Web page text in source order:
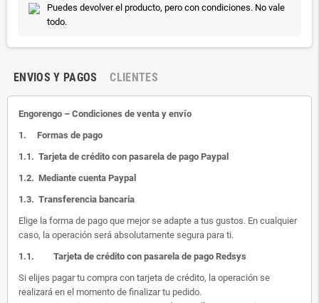
Puedes devolver el producto, pero con condiciones. No vale
todo.
ENVIOS Y PAGOS CLIENTES
Engorengo – Condiciones de venta y envío
1. Formas de pago
1.1. Tarjeta de crédito con pasarela de pago Paypal
1.2. Mediante cuenta Paypal
1.3. Transferencia bancaria
Elige la forma de pago que mejor se adapte a tus gustos. En cualquier
caso, la operación será absolutamente segura para ti.
1.1. Tarjeta de crédito con pasarela de pago Redsys
Si elijes pagar tu compra con tarjeta de crédito, la operación se
realizará en el momento de finalizar tu pedido.